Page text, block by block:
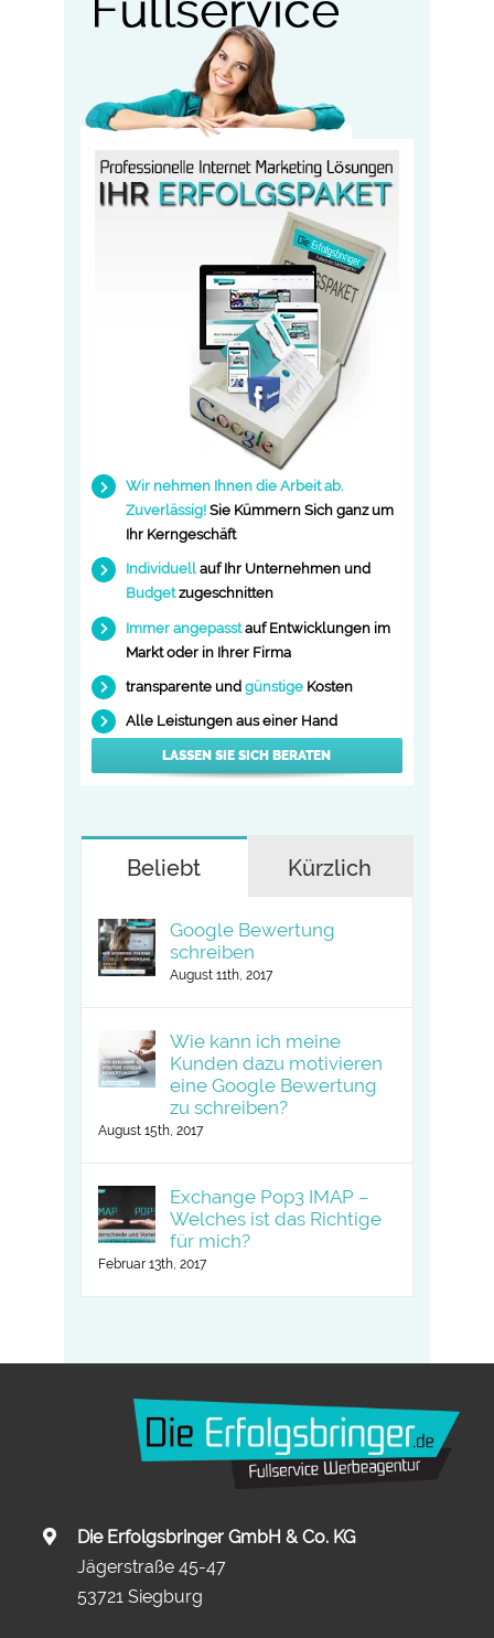
Wir nehmen Ihnen die Arbeit ab.
Zuverlässig! Sie Kümmern Sich ganz um
Ihr Kerngeschäft
Individuell auf Ihr Unternehmenund
Budgetzugeschnitten
Immer angepasst auf Entwicklungen im
Markt oder in Ihrer Firma
transparente undgünstige Kosten
Alle Leistungen aus einer Hand
LASSEN SIE SICH BERATEN
Beliebt Kürzlich
Google Bewertung
schreiben
August 11th, 2017
Wie kann ich meine
Kunden dazu motivieren
eine Google Bewertung
zu schreiben?
August 15th, 2017
Exchange Pop3 IMAP –
Welches ist das Richtige
für mich?
Februar 13th, 2017
Die Erfolgsbringer GmbH & Co. KG
Jägerstraße 45-47
53721 Siegburg